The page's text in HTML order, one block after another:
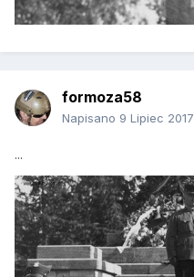
formoza58
Napisano 9 Lipiec 2017
...